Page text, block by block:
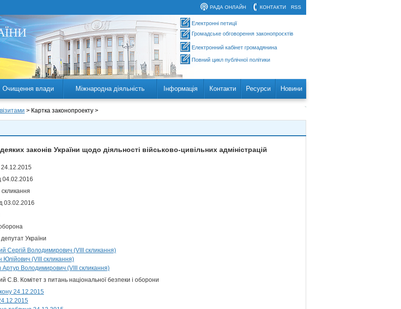
RSS
КОНТАКТИ
РАДА ОНЛАЙН
Електронні петиції
Громадське обговорення законопроєктів
Електронний кабінет громадянина
Повний цикл публічної політики
Очищення влади Міжнародна діяльність Інформація Контакти Ресурси Новини
> Картка законопроекту >
законів України щодо діяльності військово-цивільних адміністрацій
24.12.2015
04.02.2016
скликання
03.02.2016
України
Сергій Володимирович (VIII скликання)
Юлійович (VIII скликання)
Артур Володимирович (VIII скликання)
С.В. Комітет з питань національної безпеки і оборони
24.12.2015